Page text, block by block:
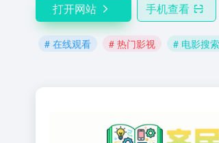
打开网站 手机查看
# 在线观看 # 热门影视 # 电影搜索